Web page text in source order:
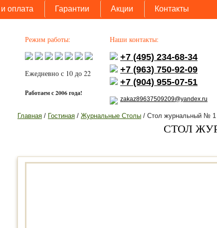
оплата Гарантии Акции Контакты
Режим работы:
Ежедневно с 10 до 22
Работаем с 2006 года!
Наши контакты:
+7 (495) 234-68-34
+7 (963) 750-92-09
+7 (904) 955-07-51
zakaz89637509209@yandex.ru
Главная / Гостиная / Журнальные Столы / Стол журнальный №
СТОЛ